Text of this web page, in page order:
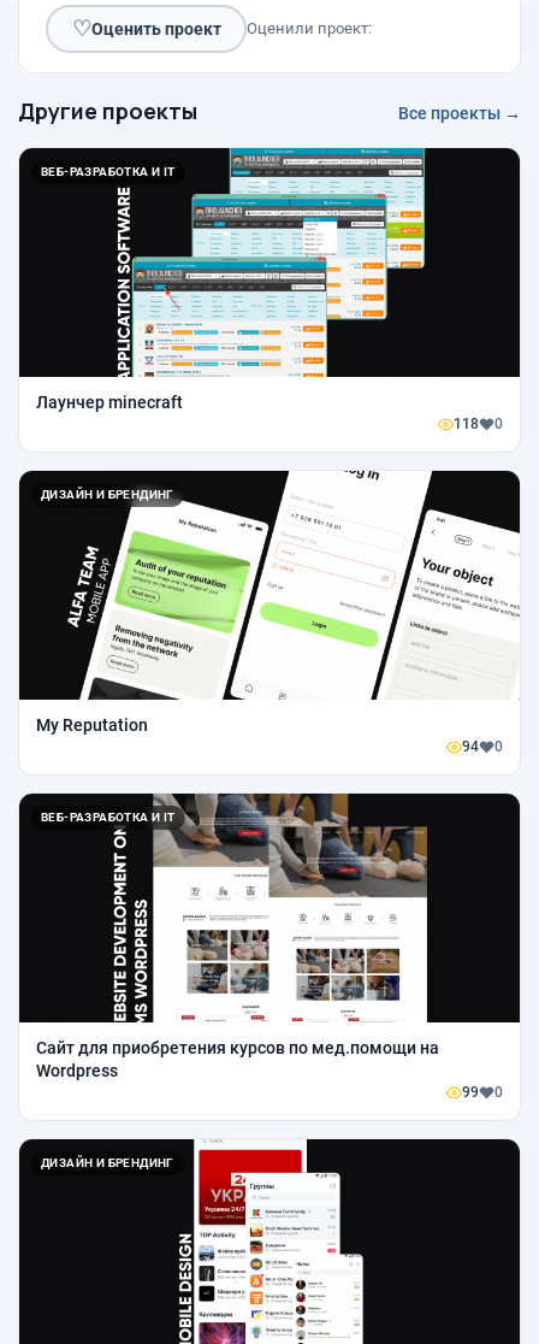
♡Оценить проект Оценили проект:
Другие проекты Все проекты →
ВЕБ-РАЗРАБОТКА И IT
Лаунчер minecraft
118 0
ДИЗАЙН И БРЕНДИНГ
My Reputation
94 0
ВЕБ-РАЗРАБОТКА И IT
Сайт для приобретения курсов по мед.помощи на
Wordpress
99 0
ДИЗАЙН И БРЕНДИНГ